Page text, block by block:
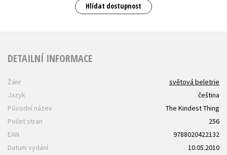
Hlídat dostupnost
DETAILNÍ INFORMACE
Žánr
světová beletrie
Jazyk
čeština
Původní název
The Kindest Thing
Počet stran
256
EAN
9788020422132
Datum vydání
10.05.2010